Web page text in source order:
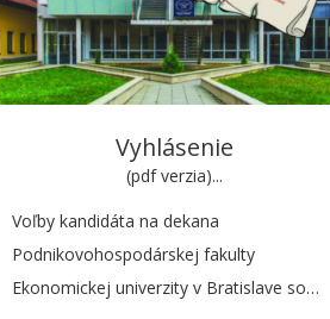
Vyhlásenie
(pdf verzia)...
Voľby kandidáta na dekana
Podnikovohospodárskej fakulty
Ekonomickej univerzity v Bratislave so